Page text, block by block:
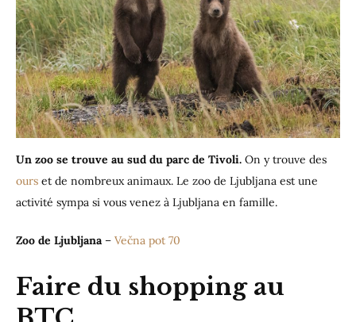
Un zoo se trouve au sud du parc de Tivoli. On y trouve des
ours et de nombreux animaux. Le zoo de Ljubljana est une
activité sympa si vous venez à Ljubljana en famille.
Zoo de Ljubljana – Večna pot 70
Faire du shopping au